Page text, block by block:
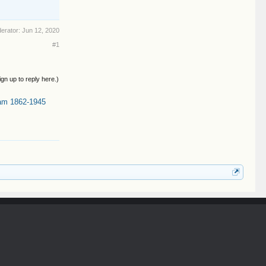
Jun 12, 2020
#1
up to reply here.)
1862-1945